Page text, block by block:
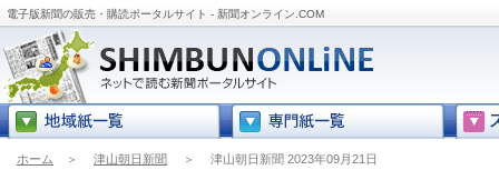
電子版新聞の販売・購読ポータルサイト - 新聞オンライン.COM
ホーム ＞ 津山朝日新聞 ＞ 津山朝日新聞 2023年09月21日